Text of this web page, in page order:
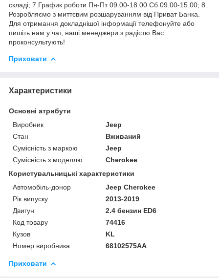
складі; 7.График роботи Пн-Пт 09.00-18.00 Сб 09.00-15.00; 8.
Розробляємо з миттєвим розшаруванням від Приват Банка.
Для отримання докладнішої інформації телефонуйте або
пишіть нам у чат, наші менеджери з радістю Вас
проконсультують!
Приховати
Характеристики
Основні атрибути
Виробник
Jeep
Стан
Вживаний
Сумісність з маркою
Jeep
Сумісність з моделлю
Cherokee
Користувальницькі характеристики
Автомобіль-донор
Jeep Cherokee
Рік випуску
2013-2019
Двигун
2.4 бензин ED6
Код товару
74416
Кузов
KL
Номер виробника
68102575AA
Приховати